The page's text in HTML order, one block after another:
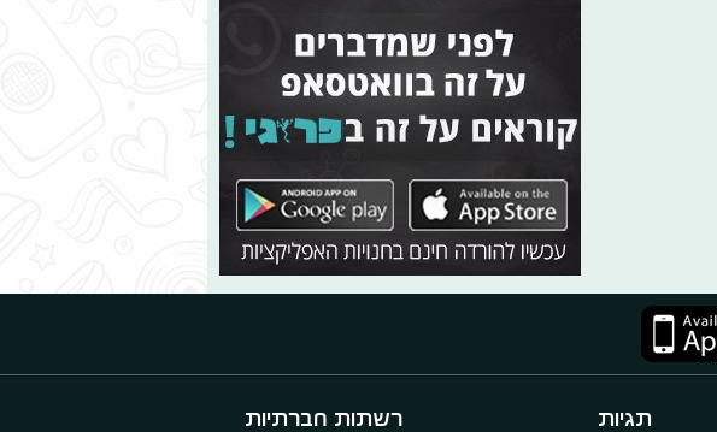
תגיות רשתות חברתיות